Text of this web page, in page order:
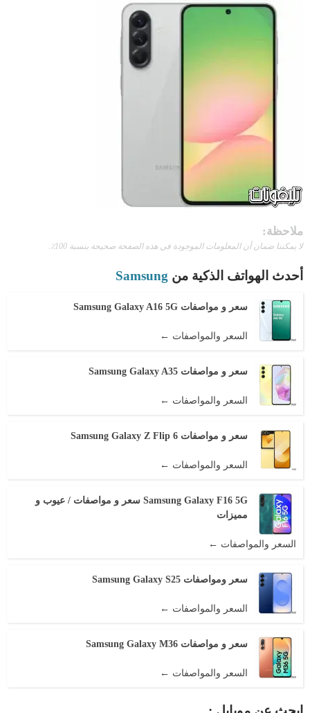
ملاحظة:
لا يمكننا ضمان أن المعلومات الموجودة في هذه الصفحة صحيحة بنسبة 100٪.
أحدث الهواتف الذكية من Samsung
سعر و مواصفات Samsung Galaxy A16 5G
السعر والمواصفات ←
سعر و مواصفات Samsung Galaxy A35
السعر والمواصفات ←
سعر و مواصفات Samsung Galaxy Z Flip 6
السعر والمواصفات ←
Samsung Galaxy F16 5G سعر و مواصفات / عيوب و
مميزات
السعر والمواصفات ←
سعر ومواصفات Samsung Galaxy S25
السعر والمواصفات ←
سعر و مواصفات Samsung Galaxy M36
السعر والمواصفات ←